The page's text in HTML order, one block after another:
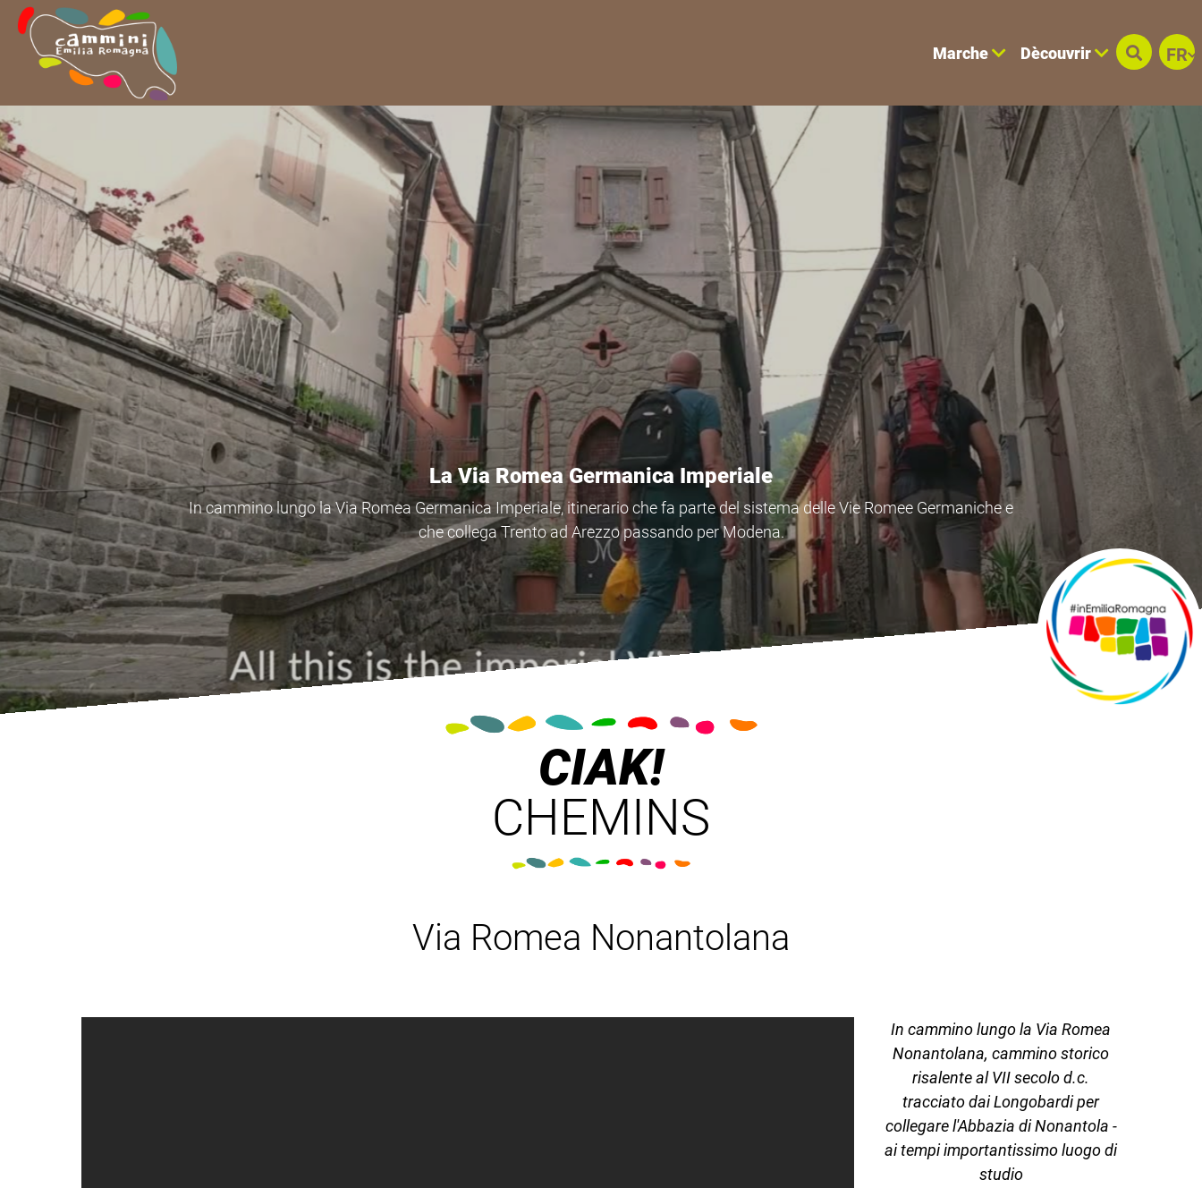
Marche Dècouvrir FR
Il Cammino di Sant'Antonio
In cammino lungo il Cammino di Sant'Antonio, un itinerario tra Veneto, Emilia Romagna e Toscana che unisce importanti
centri di spiritualità e di fede dove il Santo visse agli inizi del XII secolo.
CIAK!
CHEMINS
Via Romea Nonantolana
In cammino lungo la Via Romea
Nonantolana, cammino storico
risalente al VII secolo d.c.
tracciato dai Longobardi per
collegare l'Abbazia di Nonantola -
ai tempi importantissimo luogo di
studio